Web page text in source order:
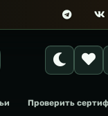
Проверить